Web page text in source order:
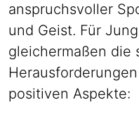
anspruchsvoller
und Geist. Für
gleichermaßen die
positiven Aspekte: